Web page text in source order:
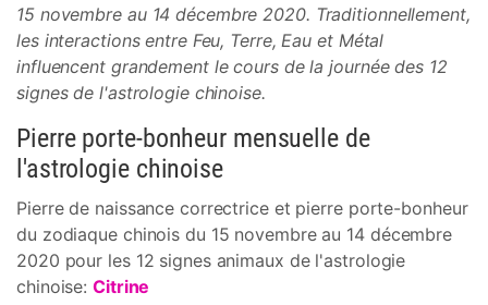
15 novembre au 14 décembre 2020. Traditionnellement,
les interactions entre Feu, Terre, Eau et Métal
influencent grandement le cours de la journée des 12
signes de l'astrologie chinoise.
Pierre porte-bonheur mensuelle de
l'astrologie chinoise
Pierre de naissance correctrice et pierre porte-bonheur
du zodiaque chinois du 15 novembre au 14 décembre
2020 pour les 12 signes animaux de l'astrologie
chinoise:Citrine